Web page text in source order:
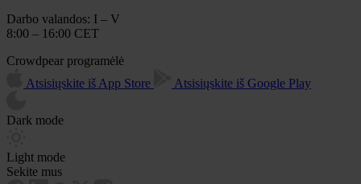
Darbo valandos: I – V
8:00 – 16:00 CET
Crowdpear programėlė
Atsisiųskite iš App Store
Atsisiųskite iš Google Play
Dark mode
Light mode
Sekite mus